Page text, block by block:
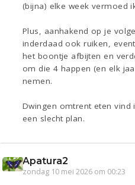
(bijna) elke week vermoed
Plus, aanhakend op je
inderdaad ook ruiken,
het boontje afbijten en
om die 4 happen (en elk
nemen.
Dwingen omtrent eten
een slecht plan.
Apatura2
zondag 10 mei 2026 om 00:23